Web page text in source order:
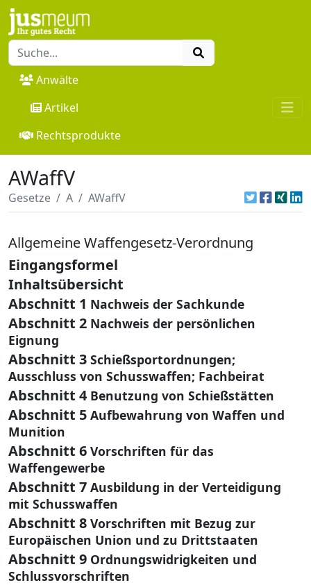
Anwälte
Artikel
Rechtsprodukte
AWaffV
Gesetze A AWaffV
Allgemeine Waffengesetz-Verordnung
Eingangsformel
Inhaltsübersicht
Abschnitt 1 Nachweis der Sachkunde
Abschnitt 2 Nachweis der persönlichen
Eignung
Abschnitt 3 Schießsportordnungen;
Ausschluss von Schusswaffen; Fachbeirat
Abschnitt 4 Benutzung von Schießstätten
Abschnitt 5 Aufbewahrung von Waffen und
Munition
Abschnitt 6 Vorschriften für das
Waffengewerbe
Abschnitt 7 Ausbildung in der Verteidigung
mit Schusswaffen
Abschnitt 8 Vorschriften mit Bezug zur
Europäischen Union und zu Drittstaaten
Abschnitt 9 Ordnungswidrigkeiten und
Schlussvorschriften